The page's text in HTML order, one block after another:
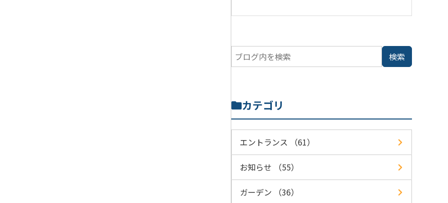
カテゴリ
エントランス （61）
お知らせ （55）
ガーデン （36）